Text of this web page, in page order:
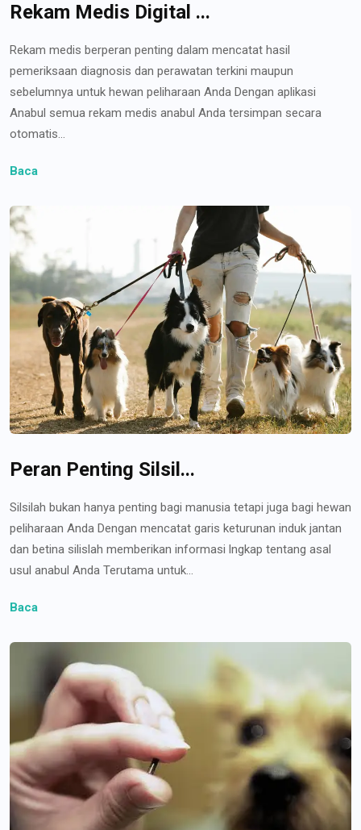
Rekam Medis Digital ...
Rekam medis berperan penting dalam mencatat hasil
pemeriksaan diagnosis dan perawatan terkini maupun
sebelumnya untuk hewan peliharaan Anda Dengan aplikasi
Anabul semua rekam medis anabul Anda tersimpan secara
otomatis...
Baca
Peran Penting Silsil...
Silsilah bukan hanya penting bagi manusia tetapi juga bagi hewan
peliharaan Anda Dengan mencatat garis keturunan induk jantan
dan betina silislah memberikan informasi lngkap tentang asal
usul anabul Anda Terutama untuk...
Baca